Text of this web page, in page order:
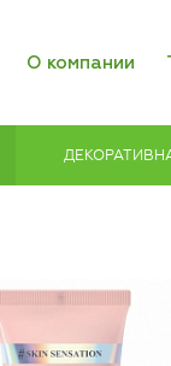
О компании